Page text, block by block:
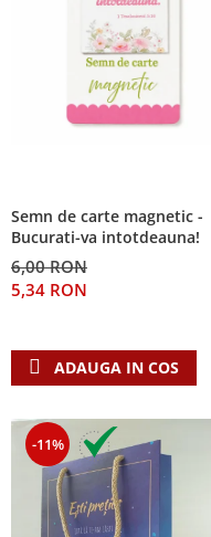
Semn de carte magnetic -
Bucurati-va intotdeauna!
6,00 RON
5,34 RON
ADAUGA IN COS
-11%